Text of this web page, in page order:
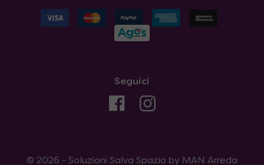
Seguici
© 2026 - Soluzioni Salva Spazio by MAN Arreda